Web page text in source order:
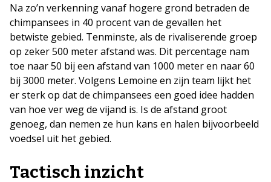
Na zo’n verkenning vanaf hogere grond betraden de
chimpansees in 40 procent van de gevallen het
betwiste gebied. Tenminste, als de rivaliserende groep
op zeker 500 meter afstand was. Dit percentage nam
toe naar 50 bij een afstand van 1000 meter en naar 60
bij 3000 meter. Volgens Lemoine en zijn team lijkt het
er sterk op dat de chimpansees een goed idee hadden
van hoe ver weg de vijand is. Is de afstand groot
genoeg, dan nemen ze hun kans en halen bijvoorbeeld
voedsel uit het gebied.
Tactisch inzicht